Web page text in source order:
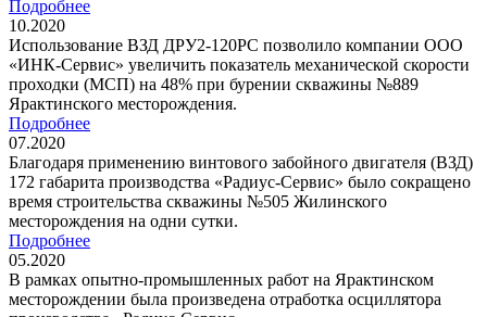
Подробнее
10.2020
Использование ВЗД ДРУ2-120РС позволило компании ООО
«ИНК-Сервис» увеличить показатель механической скорости
проходки (МСП) на 48% при бурении скважины №889
Ярактинского месторождения.
Подробнее
07.2020
Благодаря применению винтового забойного двигателя (ВЗД)
172 габарита производства «Радиус-Сервис» было сокращено
время строительства скважины №505 Жилинского
месторождения на одни сутки.
Подробнее
05.2020
В рамках опытно-промышленных работ на Ярактинском
месторождении была произведена отработка осциллятора